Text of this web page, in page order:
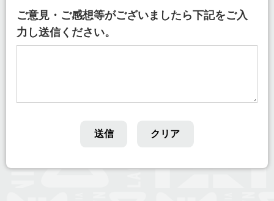
ご意見・ご感想等がございましたら下記をご入
力し送信ください。